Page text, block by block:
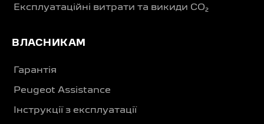
Експлуатаційні витрати та викиди CO₂
ВЛАСНИКАМ
Гарантія
Peugeot Assistance
Інструкції з експлуатації